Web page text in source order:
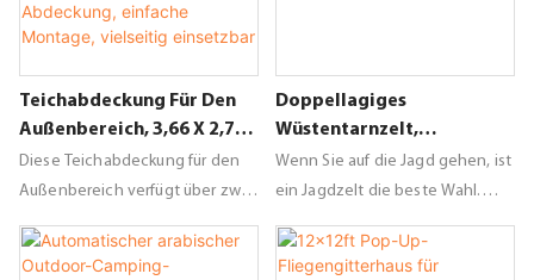
und Komfort und ist somit der
perfekte Begleiter für Outdoor-
Abenteuer.
Konstruktion ist dieses Zelt die
perfekte Wahl, um die Natur
ungestört zu genießen.
Teichabdeckung Für Den
Außenbereich, 3,66 X 2,74
M (12 X 9 Fuß), 2
Reißverschlusstüren,
Einfache Montage,
Vielseitig Einsetzbar
Diese Teichabdeckung für den
Außenbereich verfügt über zwei
Reißverschlusstüren und misst
3,65 x 2,75 Meter. Sie bietet
Doppellagiges
Wüstentarnzelt,
Durchsichtiges Zelt Für
Fotografie Und Jagd
Wenn Sie auf die Jagd gehen, ist
ein Jagdzelt die beste Wahl.
Optimale Tarnung, beste Sicht.
Wasser- und winddicht. Als Jäger